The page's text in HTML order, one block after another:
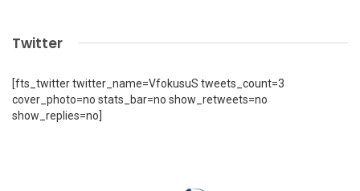
Twitter
[fts_twitter twitter_name=VfokusuS tweets_count=3
cover_photo=no stats_bar=no show_retweets=no
show_replies=no]